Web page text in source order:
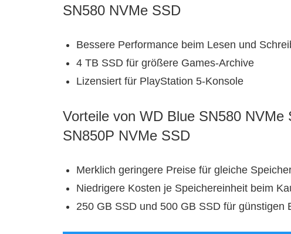
SN580 NVMe SSD
Bessere Performance beim Lesen und
4 TB SSD für größere Games-Archive
Lizensiert für PlayStation 5-Konsole
Vorteile von WD Blue SN580
SN850P NVMe SSD
Merklich geringere Preise für gleiche
Niedrigere Kosten je Speichereinheit beim
250 GB SSD und 500 GB SSD für günstigen